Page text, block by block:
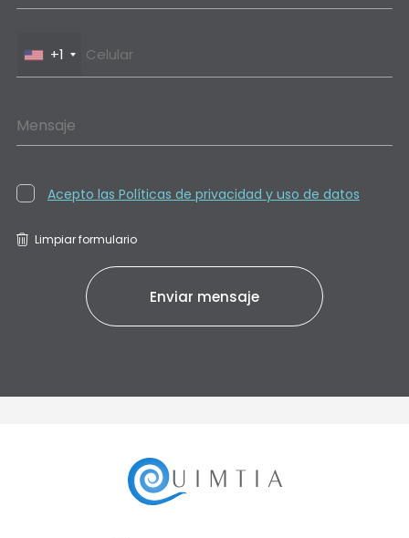
+1
Mensaje
Acepto las Políticas de privacidad y uso de datos
Limpiar formulario